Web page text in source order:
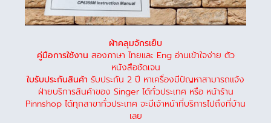
ผ้าคลุมจักรเย็บ
คู่มือการใช้งาน สองภาษา ไทยและ Eng อ่านเข้าใจง่าย ตัว
หนังสือชัดเจน
ใบรับประกันสินค้า รับประกัน 2 ปี หาเครื่องมีปัญหาสามารถแจ้ง
ฝ่ายบริการสินค้าของ Singer ได้ทั่วประเทศ หรือ หน้าร้าน
Pinnshop ได้ทุกสาขาทั่วประเทศ จะมีเจ้าหน้าที่บริการไปถึงที่บ้าน
เลย